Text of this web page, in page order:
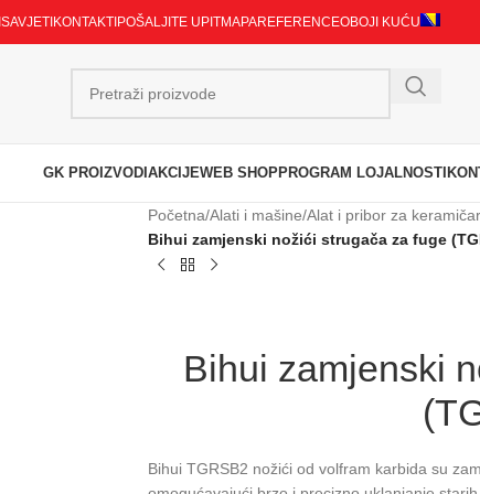
SAVJETI KONTAKTI POŠALJITE UPITMAPAREFERENCEOBOJI KUĆU
GK PROIZVODI AKCIJEWEB SHOPPROGRAM LOJALNOSTI
Početna/Alati i mašine/Alat i pribor za
Bihui zamjenski nožići strugača za fuge
Bihui zamjenski
Bihui TGRSB2 nožići od volfram karbida su